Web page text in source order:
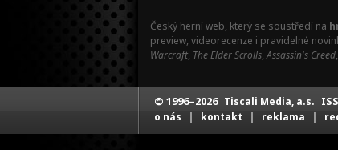
Český herní web, který se soustředí na
preview, videorecenze i pravidelné
Warcraft, The Elder Scrolls,Assassin's Creed,
© 1996–2026 Tiscali Media, a.s.
o nás | kontakt | reklama |